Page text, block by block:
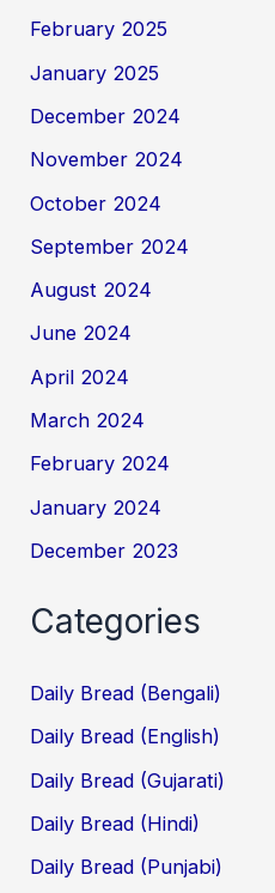
February 2025
January 2025
December 2024
November 2024
October 2024
September 2024
August 2024
June 2024
April 2024
March 2024
February 2024
January 2024
December 2023
Categories
Daily Bread (Bengali)
Daily Bread (English)
Daily Bread (Gujarati)
Daily Bread (Hindi)
Daily Bread (Punjabi)